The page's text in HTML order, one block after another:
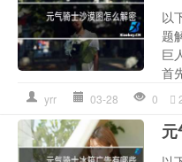
以
题
巨
首
yrr 03-28 0